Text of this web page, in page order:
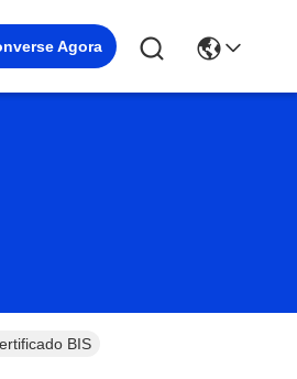
Agora
BIS